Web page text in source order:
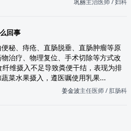
巩丽主治医师 / 妇科
回事
秘、痔疮、直肠脱垂、直肠肿瘤等原
治疗、物理复位、手术切除等方式改
维摄入不足导致粪便干结，表现为排
菜水果摄入，遵医嘱使用乳果...
姜金波主任医师 / 肛肠科